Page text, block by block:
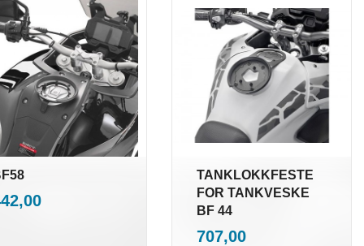
TANKLOKKFESTE
FOR TANKVESKE
BF 44
Pris
707,00